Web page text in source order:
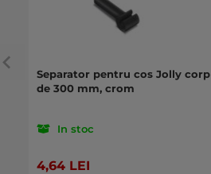
Separator pentru cos Jolly corp
de 300 mm, crom
In stoc
4,64 LEI